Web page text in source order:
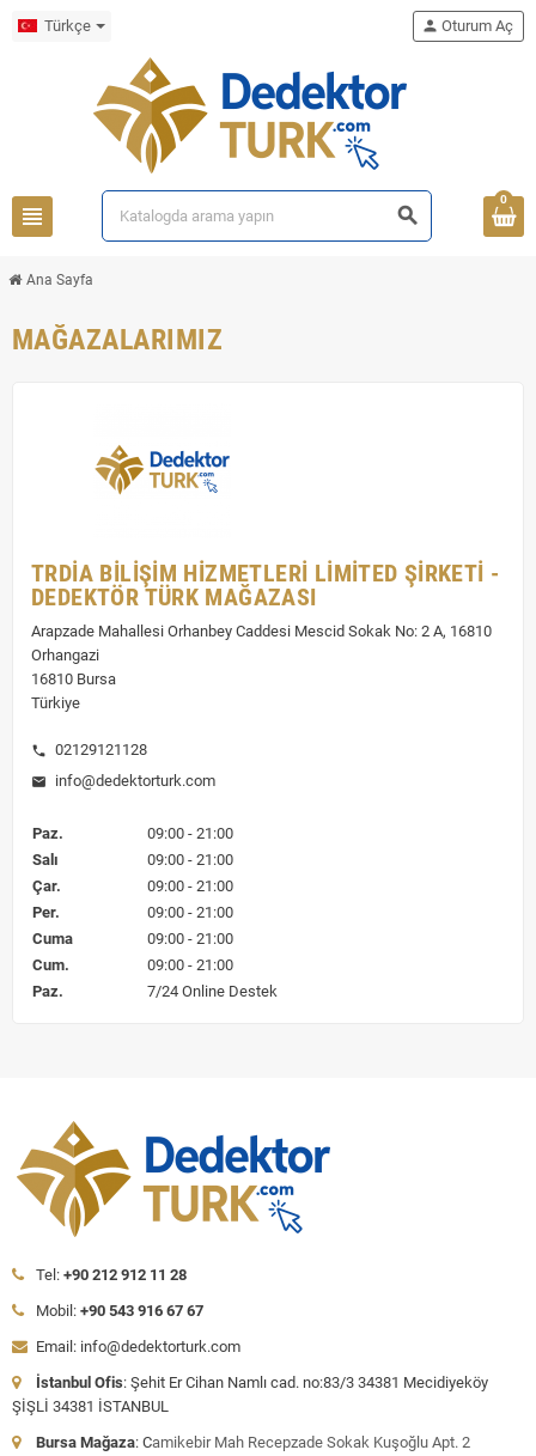
Türkçe
view_headline search
person Oturum Aç
0
Ana Sayfa
MAĞAZALARIMIZ
TRDİA BİLİŞİM HİZMETLERİ LİMİTED ŞİRKETİ -
DEDEKTÖR TÜRK MAĞAZASI
Arapzade Mahallesi Orhanbey Caddesi Mescid Sokak No: 2 A, 16810
Orhangazi
16810 Bursa
Türkiye
phone 02129121128
mail info@dedektorturk.com
Paz.
09:00 - 21:00
Salı
09:00 - 21:00
Çar.
09:00 - 21:00
Per.
09:00 - 21:00
Cuma
09:00 - 21:00
Cum.
09:00 - 21:00
Paz.
7/24 Online Destek
Tel: +90 212 912 11 28
Mobil: +90 543 916 67 67
Email: info@dedektorturk.com
İstanbul Ofis: Şehit Er Cihan Namlı cad. no:83/3 34381 Mecidiyeköy
ŞİŞLİ 34381 İSTANBUL
Bursa Mağaza: Camikebir Mah Recepzade Sokak Kuşoğlu Apt. 2